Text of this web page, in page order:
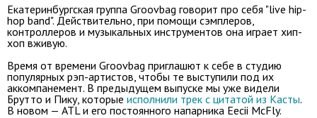
Екатеринбургская группа Groovbag говорит про себя "live hip-
hop band". Действительно, при помощи сэмплеров,
контроллеров и музыкальных инструментов она играет хип-
хоп вживую.
Время от времени Groovbag приглашют к себе в студию
популярных рэп-артистов, чтобы те выступили под их
аккомпанемент. В предыдущем выпуске мы уже видели
Брутто и Пику, которые исполнили трек с цитатой из Касты.
В новом — ATL и его постоянного напарника Eecii McFly.